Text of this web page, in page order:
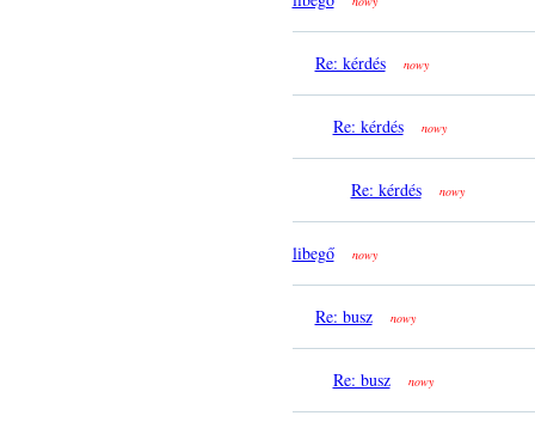
Re: kérdés nowy
Re: kérdés nowy
Re: kérdés nowy
libegő nowy
Re: busz nowy
Re: busz nowy